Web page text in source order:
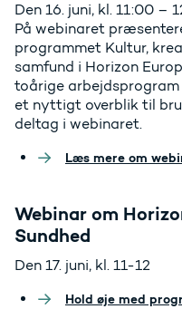
Den 16. juni, kl. 11:00 –
På webinaret
programmet Kultur,
samfund i Horizon
toårige arbejdsprogram
et nyttigt overblik til
deltag i webinaret.
Læs mere om
Webinar om
Sundhed
Den 17. juni, kl. 11-12
Hold øje med